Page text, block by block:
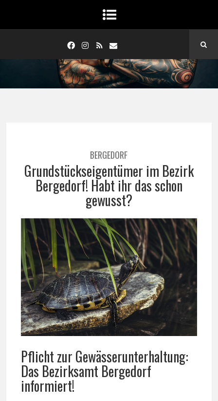
BERGEDORF
Grundstückseigentümer im Bezirk
Bergedorf! Habt ihr das schon
gewusst?
Pflicht zur Gewässerunterhaltung:
Das Bezirksamt Bergedorf
informiert!